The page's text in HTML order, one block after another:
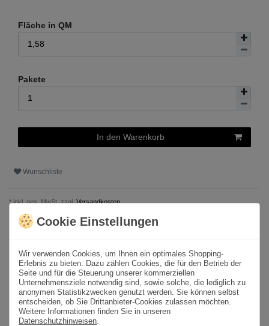
Fläche in QM
Pakete
In den Warenkorb
Wunschliste
* inkl. ges. MwSt. zzgl.Versandkosten
Format 25x70 cm
Paketinhalt -m² /-St.
Sortierung 1. Wahl
Cookie Einstellungen
Wir verwenden Cookies, um Ihnen ein optimales Shopping-
Erlebnis zu bieten. Dazu zählen Cookies, die für den Betrieb der
Seite und für die Steuerung unserer kommerziellen
Unternehmensziele notwendig sind, sowie solche, die lediglich zu
anonymen Statistikzwecken genutzt werden. Sie können selbst
entscheiden, ob Sie Drittanbieter-Cookies zulassen möchten.
Weitere Informationen finden Sie in unseren
Datenschutzhinweisen